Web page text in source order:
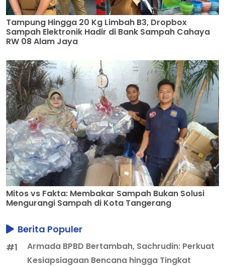
Tampung Hingga 20 Kg Limbah B3, Dropbox
Sampah Elektronik Hadir di Bank Sampah Cahaya
RW 08 Alam Jaya
Mitos vs Fakta: Membakar Sampah Bukan Solusi
Mengurangi Sampah di Kota Tangerang
Berita Populer
#1
Armada BPBD Bertambah, Sachrudin: Perkuat
Kesiapsiagaan Bencana hingga Tingkat